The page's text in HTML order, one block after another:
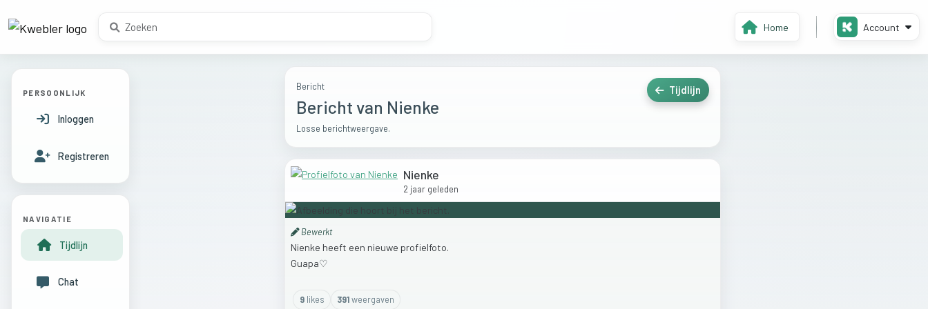
Home Account
Bericht
Bericht van Nienke
Losse berichtweergave.
Tijdlijn
Nienke
2 jaar geleden
Bewerkt
Nienke heeft een nieuwe profielfoto.
Guapa♡
9likes 391weergaven
PERSOONLIJK
Inloggen
Registreren
NAVIGATIE
Tijdlijn
Chat